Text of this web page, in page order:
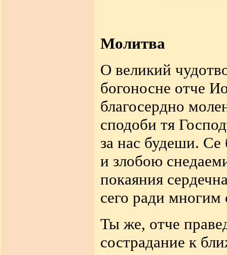
Молитва
О великий
богоносне отче
благосердно
сподоби тя
за нас будеши. Се
и злобою
покаяния
сего ради многим
Ты же, отче
сострадание к